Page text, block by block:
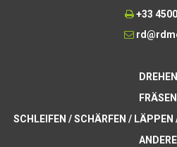
+33
DREHEN
FRÄSEN
SCHLEIFEN / SCHÄRFEN / LÄPPEN
ANDERE